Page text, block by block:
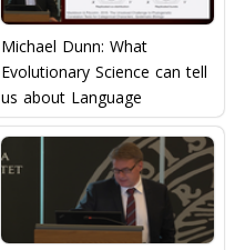
Michael Dunn: What
Evolutionary Science can tell
us about Language